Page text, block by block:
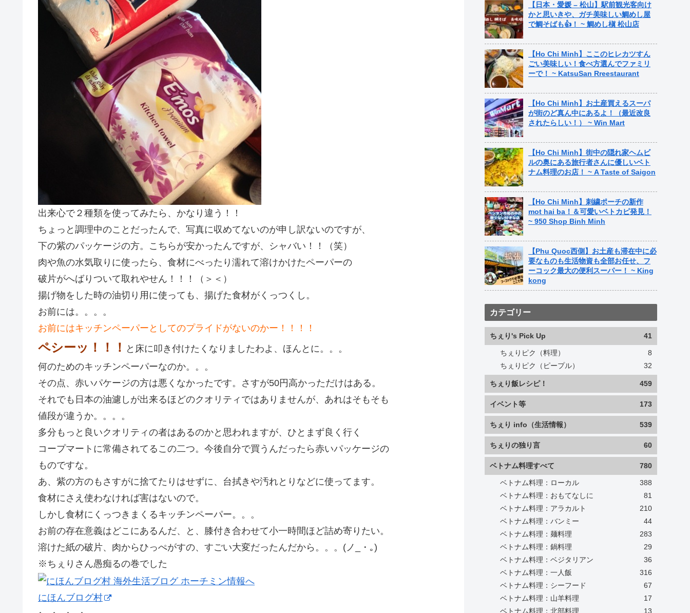
出来心で２種類を使ってみたら、かなり違う！！
ちょっと調理中のことだったんで、写真に収めてないのが申し訳ないのですが、
下の紫のパッケージの方。こちらが安かったんですが、シャバい！！（笑）
肉や魚の水気取りに使ったら、食材にべったり濡れて溶けかけたペーパーの
破片がへばりついて取れやせん！！！（＞＜）
揚げ物をした時の油切り用に使っても、揚げた食材がくっつくし。
お前には。。。。
お前にはキッチンペーパーとしてのプライドがないのかー！！！！
ペシーッ！！！ と床に叩き付けたくなりましたわよ、ほんとに。。。
何のためのキッチンペーパーなのか。。。
その点、赤いパケージの方は悪くなかったです。さすが50円高かっただけはある。
それでも日本の油濾しが出来るほどのクオリティではありませんが、あれはそもそも
値段が違うか。。。。
多分もっと良いクオリティの者はあるのかと思われますが、ひとまず良く行く
コープマートに常備されてるこの二つ。今後自分で買うんだったら赤いパッケージの
ものですな。
あ、紫の方のもさすがに捨てたりはせずに、台拭きや汚れとりなどに使ってます。
食材にさえ使わなければ害はないので。
しかし食材にくっつきまくるキッチンペーパー。。。
お前の存在意義はどこにあるんだ、と、膝付き合わせて小一時間ほど詰め寄りたい。
溶けた紙の破片、肉からひっぺがすの、すごい大変だったんだから。。。(ノ_・｡)
※ちぇりさん愚痴るの巻でした
にほんブログ村
【日本・愛媛 – 松山】駅前観光客向け
かと思いきや、ガチ美味しい鯛めし屋
で鯛そばも👍！ ~ 鯛めし槇 松山店
【Ho Chi Minh】ここのヒレカツすん
ごい美味しい！食べ方選んでファミリ
ーで！ ~ KatsuSan Rreestaurant
【Ho Chi Minh】お土産買えるスーパ
が街のど真ん中にあるよ！（最近改良
されたらしい！） ~ Win Mart
【Ho Chi Minh】街中の隠れ家ヘムビ
ルの奥にある旅行者さんに優しいベト
ナム料理のお店！ ~ A Taste of Saigon
【Ho Chi Minh】刺繍ポーチの新作
mot hai ba！＆可愛いベトカピ発見！
~ 950 Shop Binh Minh
【Phu Quoc西側】お土産も滞在中に必
要なものも生活物資も全部お任せ、フ
ーコック最大の便利スーパー！ ~ King
kong
カテゴリー
ちぇり's Pick Up 41
ちぇりピク（料理）
8
ちぇりピク（ピープル）
32
ちぇり飯レシピ！ 459
イベント等 173
ちぇり info（生活情報） 539
ちぇりの独り言 60
ベトナム料理すべて 780
ベトナム料理：ローカル
388
ベトナム料理：おもてなしに
81
ベトナム料理：アラカルト
210
ベトナム料理：バンミー
44
ベトナム料理：麺料理
283
ベトナム料理：鍋料理
29
ベトナム料理：ベジタリアン
36
ベトナム料理：一人飯
316
ベトナム料理：シーフード
67
ベトナム料理：山羊料理
17
ベトナム料理：北部料理
13